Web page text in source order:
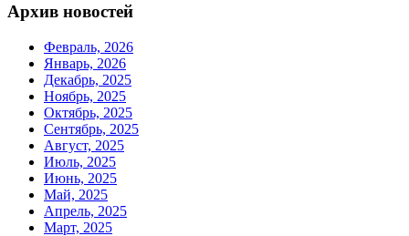
Архив новостей
Февраль, 2026
Январь, 2026
Декабрь, 2025
Ноябрь, 2025
Октябрь, 2025
Сентябрь, 2025
Август, 2025
Июль, 2025
Июнь, 2025
Май, 2025
Апрель, 2025
Март, 2025